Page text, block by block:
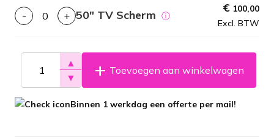
- + 50″ TV Scherm ⓘ
€ 100,00
Excl. BTW
▲
▼
Toevoegen aan winkelwagen
Binnen 1 werkdag een offerte per mail!